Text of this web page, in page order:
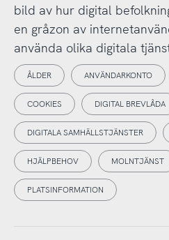
bild av hur digital
en gråzon av
använda olika digitala
ÅLDER ANVÄNDARKONTO
COOKIES DIGITAL BREVLÅDA
DIGITALA SAMHÄLLSTJÄNSTER
HJÄLPBEHOV MOLNTJÄNST
PLATSINFORMATION